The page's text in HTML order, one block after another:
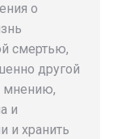
о
смертью,
другой
мнению,
и
и хранить